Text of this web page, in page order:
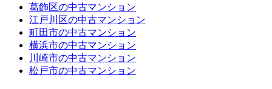
葛飾区の中古マンション
江戸川区の中古マンション
町田市の中古マンション
横浜市の中古マンション
川崎市の中古マンション
松戸市の中古マンション